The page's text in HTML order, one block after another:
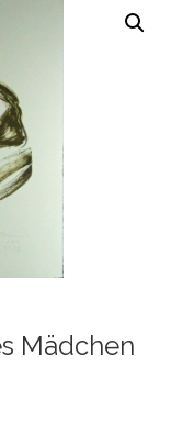
Mädchen